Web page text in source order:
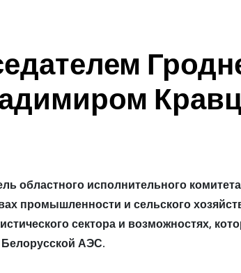
областного исполнительного
промышленности и сельского
сектора и возможностях,
Белорусской АЭС.